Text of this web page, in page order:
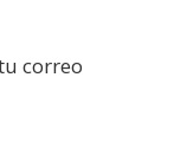
correo